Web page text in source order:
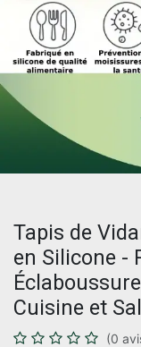
Tapis de
en Silicone -
Cuisine et
(0